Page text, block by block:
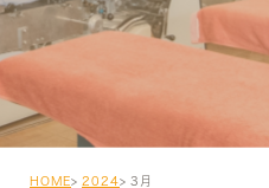
HOME 2024 3月